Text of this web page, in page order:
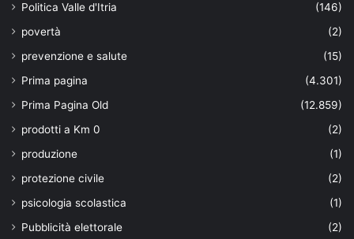
Politica Valle d'Itria
(146)
povertà
(2)
prevenzione e salute
(15)
Prima pagina
(4.301)
Prima Pagina Old
(12.859)
prodotti a Km 0
(2)
produzione
(1)
protezione civile
(2)
psicologia scolastica
(1)
Pubblicità elettorale
(2)